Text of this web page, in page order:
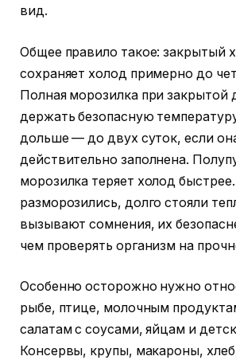
вид.
Общее правило такое: закрытый
сохраняет холод примерно до
Полная морозилка при закрытой
держать безопасную
дольше — до двух суток, если
действительно заполнена.
морозилка теряет холод
разморозились, долго стояли
вызывают сомнения, их
чем проверять организм на
Особенно осторожно нужно
рыбе, птице, молочным
салатам с соусами, яйцам и
Консервы, крупы, макароны,